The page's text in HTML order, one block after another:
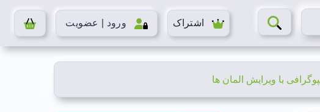
اشتراک ورود | عضویت
با ویرایش المان ها